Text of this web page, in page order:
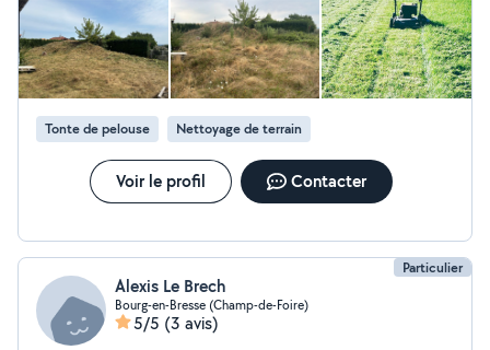
Tonte de pelouse Nettoyage de terrain
Voir le profil Contacter
Particulier
Alexis Le Brech
Bourg-en-Bresse (Champ-de-Foire)
5/5 (3 avis)